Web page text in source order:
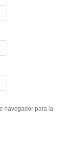
navegador para la